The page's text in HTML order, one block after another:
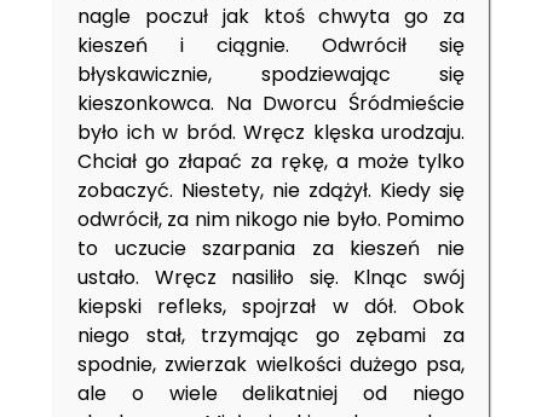
nagle poczuł jak ktoś chwyta go za
kieszeń i ciągnie. Odwrócił się
błyskawicznie, spodziewając się
kieszonkowca. Na Dworcu Śródmieście
było ich w bród. Wręcz klęska urodzaju.
Chciał go złapać za rękę, a może tylko
zobaczyć. Niestety, nie zdążył. Kiedy się
odwrócił, za nim nikogo nie było. Pomimo
to uczucie szarpania za kieszeń nie
ustało. Wręcz nasiliło się. Klnąc swój
kiepski refleks, spojrzał w dół. Obok
niego stał, trzymając go zębami za
spodnie, zwierzak wielkości dużego psa,
ale o wiele delikatniej od niego